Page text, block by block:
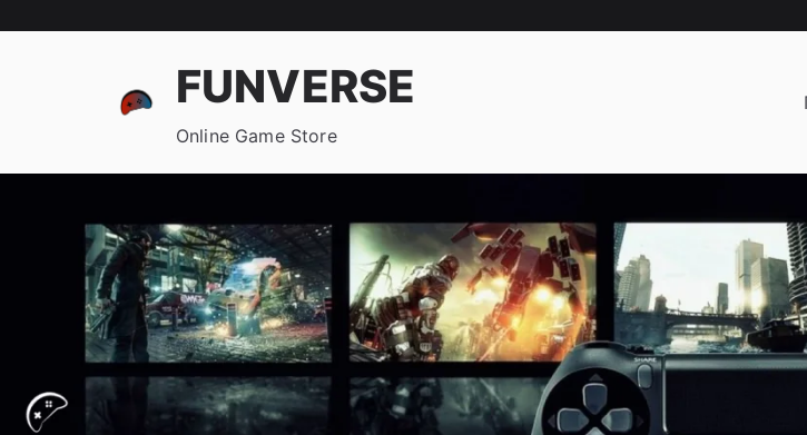
FUNVERSE
Online Game Store